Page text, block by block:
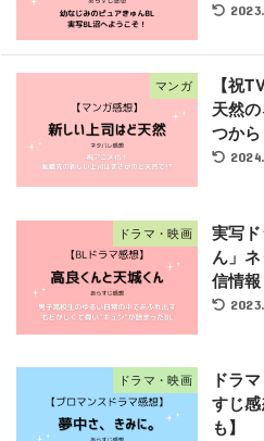
マンガ
【祝
天然
つか
ドラマ・映画
実写
ん」
信情報
ドラマ・映画
ドラ
すじ
も】